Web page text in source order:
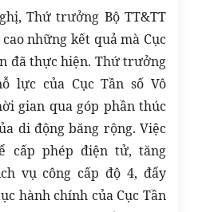
Thứ trưởng Bộ TT&TT
những kết quả mà Cục
đã thực hiện. Thứ trưởng
lực của Cục Tần số Vô
gian qua góp phần thúc
di động băng rộng. Việc
cấp phép điện tử, tăng
vụ công cấp độ 4, đẩy
hành chính của Cục Tần